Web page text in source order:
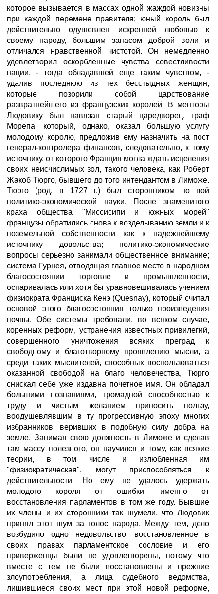
которое вызывается в массах одной жаждой новизны
при каждой перемене правителя: юный король был
действительно одушевлен искренней любовью к
своему народу, большим запасом доброй воли и
отличался нравственной чистотой. Он немедленно
удовлетворил оскорбленные чувства совестливости
нации, - тогда обладавшей еще таким чувством, -
удалив последнюю из тех бесстыдных женщин,
которые позорили собой царствование
развратнейшего из французских королей. В менторы
Людовику был навязан старый царедворец, граф
Морепа, который, однако, оказал большую услугу
молодому королю, предложив ему назначить на пост
генерал-контролера финансов, следовательно, к тому
источнику, от которого Франция могла ждать исцеления
своих неисчислимых зол, такого человека, как Роберт
Жакоб Тюрго, бывшего до того интендантом в Лиможе.
Тюрго (род. в 1727 г.) был сторонником но вой
политико-экономической науки. После знаменитого
краха общества "Миссисипи и южных морей"
французы обратились снова к возделыванию земли и к
поземельной собственности как к надежнейшему
источнику довольства; политико-экономические
вопросы серьезно занимали общественное внимание;
система Гурнея, отводящая главное место в народном
благосостоянии торговле и промышленности,
оспаривалась или хотя бы уравновешивалась учением
физиократа Франциска Кенэ (Quesnay), который считал
основой этого благосостояния только произведения
почвы. Обе системы требовали, во всяком случае,
коренных реформ, устранения известных привилегий,
совершенного уничтожения всяких преград к
свободному и благотворному проявлению мысли, а
среди таких мыслителей, способных воспользоваться
оказанной свободой на благо человечества, Тюрго
снискал себе уже издавна почетное имя. Он обладал
большими познаниями, громадной способностью к
труду и чистым желанием приносить пользу,
воодушевлявшим в ту прогрессивную эпоху многих
избранников, веривших в подобную силу добра на
земле. Занимая свою должность в Лиможе и сделав
там массу полезного, он научился и тому, как всякие
теории, в том числе и излюбленная им
"физиократическая", могут приспособляться к
действительности. Но ему не удалось удержать
молодого короля от ошибки, именно от
восстановления парламентов в том же году. Бывшие
их члены и их сторонники так шумели, что Людовик
принял этот шум за голос народа. Между тем, дело
возбудило одно недовольство: восстановленное в
своих правах парламентское сословие и его
приверженцы были не удовлетворены, потому что
вместе с тем не были восстановлены и прежние
злоупотребления, а лица судебного ведомства,
лишившиеся своих мест при этой новой реформе,